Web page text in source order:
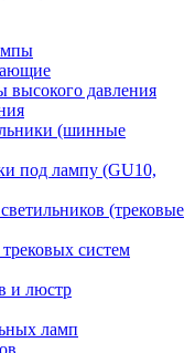
высокого давления
(шинные
под лампу (GU10,
(трековые
систем
и люстр
ламп